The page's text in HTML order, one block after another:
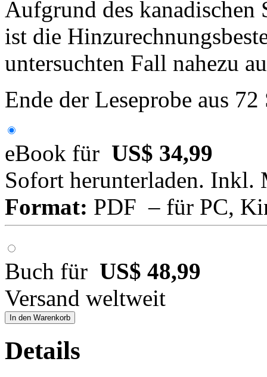
Aufgrund des kanadischen
ist die
untersuchten Fall nahezu
Ende der Leseprobe aus
eBook für US$ 34,99
Sofort herunterladen. Inkl.
Format: PDF – für PC,
Buch für US$ 48,99
Versand weltweit
In den Warenkorb
Details